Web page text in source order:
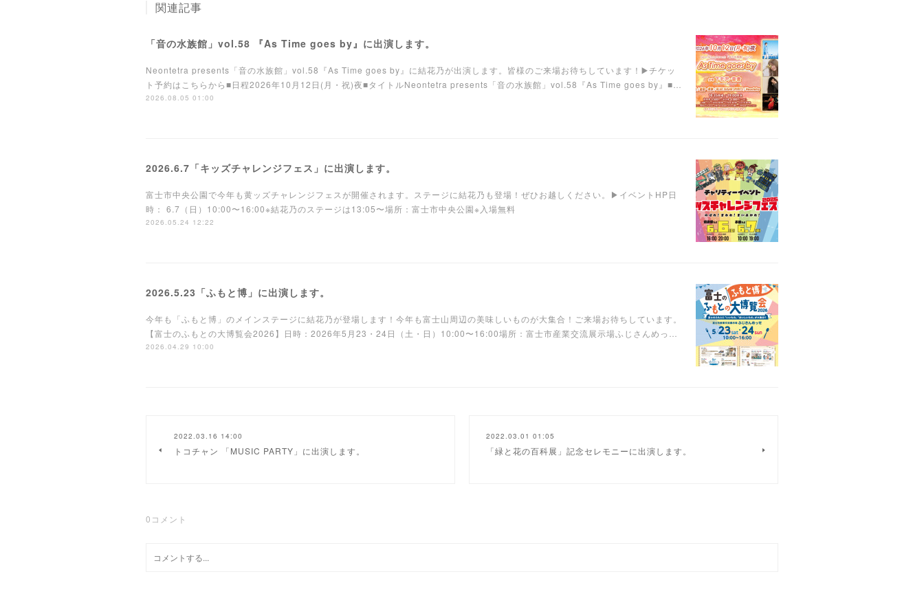
関連記事
「音の水族館」vol.58 『As Time goes by』に出演します。
Neontetra presents「音の水族館」vol.58『As Time goes by』に結花乃が出演します。皆様のご来場お待ちしています！▶️チケッ
ト予約はこちらから■日程2026年10月12日(月・祝)夜■タイトルNeontetra presents「音の水族館」vol.58『As Time goes by』■…
2026.08.05 01:00
2026.6.7「キッズチャレンジフェス」に出演します。
富士市中央公園で今年も黄ッズチャレンジフェスが開催されます。ステージに結花乃も登場！ぜひお越しください。▶︎イベントHP日
時： 6.7（日）10:00〜16:00※結花乃のステージは13:05〜場所：富士市中央公園※入場無料
2026.05.24 12:22
2026.5.23「ふもと博」に出演します。
今年も「ふもと博」のメインステージに結花乃が登場します！今年も富士山周辺の美味しいものが大集合！ご来場お待ちしています。
【富士のふもとの大博覧会2026】日時：2026年5月23・24日（土・日）10:00〜16:00場所：富士市産業交流展示場ふじさんめっ…
2026.04.29 10:00
2022.03.16 14:00
トコチャン 「MUSIC PARTY」に出演します。
2022.03.01 01:05
「緑と花の百科展」記念セレモニーに出演します。
0 コメント